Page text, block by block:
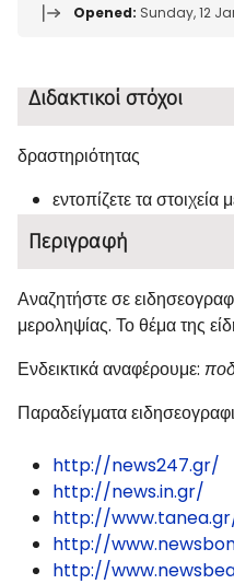
Opened: Sunday, 12
Διδακτικοί στόχοι
δραστηριότητας
εντοπίζετε τα
Περιγραφή
Αναζητήστε σε
μεροληψίας. Το θέμα της
Ενδεικτικά αναφέρουμε:
Παραδείγματα
http://news247.gr/
http://news.in.gr/
http://
http://
http://